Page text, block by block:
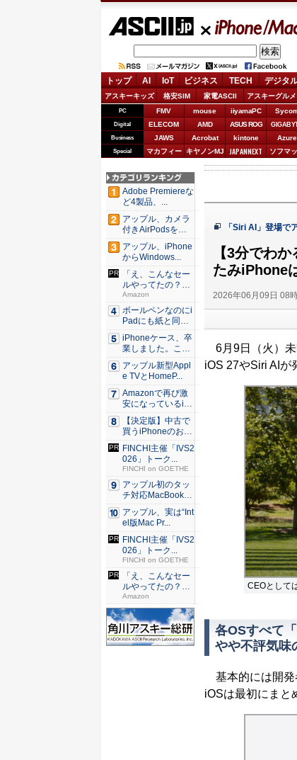
iPhone/Mac
トップ AI IoT ビジネス TECH デジタ
アスキーキッズ 格安SIM 家電ASCII アスキーグルメ
PC FMV mouse iiyamaPC
Digital ELECOM AMD ASUS ROG
Business JAWS Acrobat kintone Azure
Special マカフィー キヤノンMJ JAPANNEXT ソフマ
「Siri AI」登場で
【3分でわ
たみiPhone
2026年06月09日 08
6月9日（火）未
iOS 27やSiri AIが
CEOとして
各OSすべて
やや不評気味
基本的には開発
iOSは最初にまと
Adobe Premiereな
ど4製品、...
アップル、カメラ
付きAirPodsを年
内...
アップル、iPhone
からWindows...
「え、こんなセー
ルやってたの？」
80％O...
Amazon
ボールペンなのにi
Padにも紙と同じ
滑ら...
iPhoneケース、卒
業しました。これ
か...
アップル新型Appl
e TVとHomeP...
Amazonで再び激
安になっているiP
h...
【決定版】中古で
買うiPhoneのおす
す...
FINCHI主催「IVS2
026」トーク...
FINCHI on GOETHE
アップル初のタッ
チ対応MacBook、
早...
アップル、実は“Int
el版Mac Pr...
FINCHI主催「IVS2
026」トーク...
FINCHI on GOETHE
「え、こんなセー
ルやってたの？」
80％O...
Amazon